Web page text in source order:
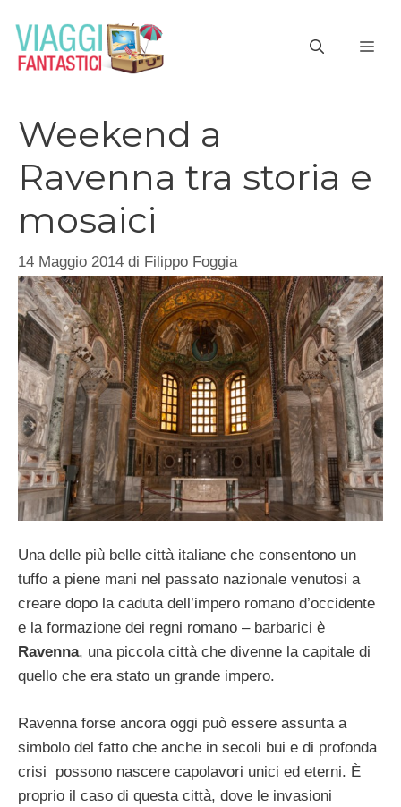
contenuto
Weekend a
Ravenna tra storia e
mosaici
14 Maggio 2014 di Filippo Foggia
Una delle più belle città italiane che consentono un
tuffo a piene mani nel passato nazionale venutosi a
creare dopo la caduta dell’impero romano d’occidente
e la formazione dei regni romano – barbarici è
Ravenna, una piccola città che divenne la capitale di
quello che era stato un grande impero.
Ravenna forse ancora oggi può essere assunta a
simbolo del fatto che anche in secoli bui e di profonda
crisi possono nascere capolavori unici ed eterni. È
proprio il caso di questa città, dove le invasioni